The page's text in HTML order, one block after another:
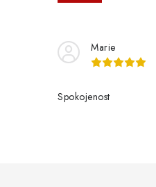
Marie
Spokojenost